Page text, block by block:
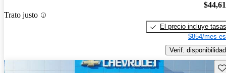
Trato justo
El precio incluye tasas
$854/mes
Verif. disponibilidad